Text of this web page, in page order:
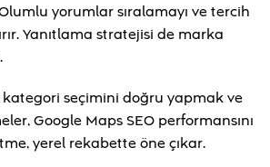
yorumlar sıralamayı ve tercih
Yanıtlama stratejisi de marka
seçimini doğru yapmak ve
Google Maps SEO performansını
yerel rekabette öne çıkar.